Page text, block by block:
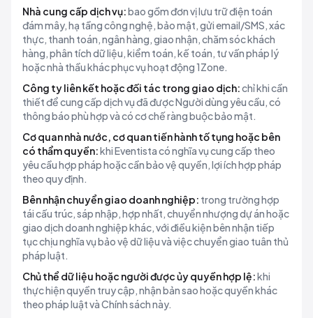
Nhà cung cấp dịch vụ:bao gồm đơn vị lưu trữ điện toán
đám mây, hạ tầng công nghệ, bảo mật, gửi email/SMS, xác
thực, thanh toán, ngân hàng, giao nhận, chăm sóc khách
hàng, phân tích dữ liệu, kiểm toán, kế toán, tư vấn pháp lý
hoặc nhà thầu khác phục vụ hoạt động 1Zone.
Công ty liên kết hoặc đối tác trong giao dịch:chỉ khi cần
thiết để cung cấp dịch vụ đã được Người dùng yêu cầu, có
thông báo phù hợp và có cơ chế ràng buộc bảo mật.
Cơ quan nhà nước, cơ quan tiến hành tố tụng hoặc bên
có thẩm quyền:khi Eventista có nghĩa vụ cung cấp theo
yêu cầu hợp pháp hoặc cần bảo vệ quyền, lợi ích hợp pháp
theo quy định.
Bên nhận chuyển giao doanh nghiệp: trong trường hợp
tái cấu trúc, sáp nhập, hợp nhất, chuyển nhượng dự án hoặc
giao dịch doanh nghiệp khác, với điều kiện bên nhận tiếp
tục chịu nghĩa vụ bảo vệ dữ liệu và việc chuyển giao tuân thủ
pháp luật.
Chủ thể dữ liệu hoặc người được ủy quyền hợp lệ:khi
thực hiện quyền truy cập, nhận bản sao hoặc quyền khác
theo pháp luật và Chính sách này.